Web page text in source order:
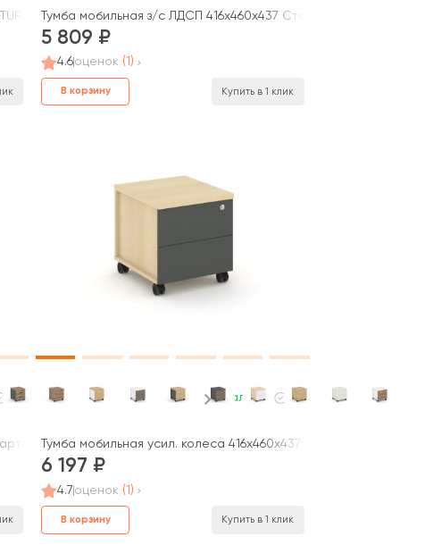
004 W 420x420x416 Концепт / Concept
Тумба мобильная з/с ЛДСП 416х460х437 Стайл Проджект /
5 809
4.6оценок (1)
В корзину Купить в 1 клик
колеса 416x460x437 Стайл Проджект / Style Project
В наличии
Тумба мобильная усил. колеса 416х460х437 Стайл Проджект /
6 197
4.7оценок (1)
В корзину Купить в 1 клик